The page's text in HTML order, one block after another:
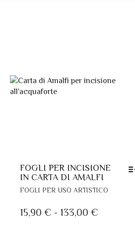
FOGLI PER INCISIONE
IN CARTA DI AMALFI
FOGLI PER USO ARTISTICOQUESTO
15,90 € - 133,00 €FASCIA